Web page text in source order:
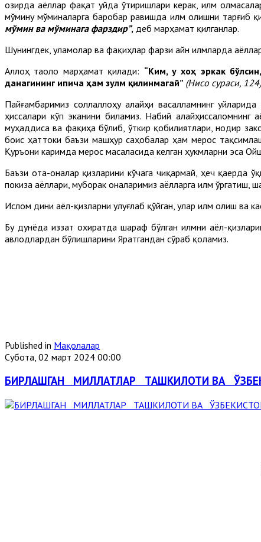
Ҳозирда аёллар фақат уйда ўтиришлари керак, илм
мўмину мўминаларга баробар равишда илм олишни тарғиб
мўмин ва мўминага фарздир”, деб марҳамат қилганлар.
Шунингдек, уламолар ва фақиҳлар фарзи айн илмларда
Ал­лоҳ таоло марҳамат қилади: “Ким, у хоҳ эркак
данагининг ипича ҳам зулм қилинмагай” (Нисо сураси, 124)
Пайғамбаримиз соллаллоҳу алайҳи васалламнинг
ҳиссалари кўп эканини биламиз. Набий алайҳиссаломнинг
муҳаддиса ва фақиҳа бўлиб, ўткир қобилиятлари, нодир
боис ҳаттоки баъзи машҳур саҳобалар ҳам мерос
Қуръони каримда мерос масаласида келган ҳукмларни эса
Баъзи ота-оналар қизларини кўчага чиқармай, ҳеч қаерда
покиза аёллари, муборак оналаримиз аёлларга илм ўргатиш,
Ислом дини аёл-қизларни улуғлаб қўйган, улар илм олиш ва
Бу дунёда иззат охиратда шараф бўлган илмни аёл-
авлодлардан бўлишларини Яратгандан сўраб қоламиз.
Published in Мақолалар
Субота, 02 март 2024 00:00
БИРЛАШГАН МИЛЛАТЛАР ТАШКИЛОТИ ВА